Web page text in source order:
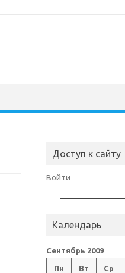
Доступ к сайту
Войти
Календарь
Сентябрь 2009
Пн Вт Ср